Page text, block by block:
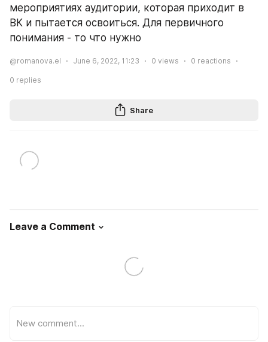
мероприятиях аудитории, которая приходит в
ВК и пытается освоиться. Для первичного
понимания - то что нужно
@romanova.el June 6, 2022, 11:23 0 views 0 reactions
0 replies
Share
Leave a Comment